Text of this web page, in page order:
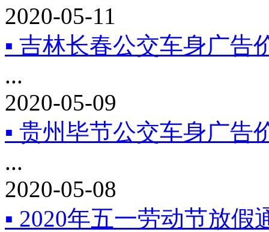
2020-05-11
▪ 吉林长春公交车身广告
...
2020-05-09
▪ 贵州毕节公交车身广告
...
2020-05-08
▪ 2020年五一劳动节放假